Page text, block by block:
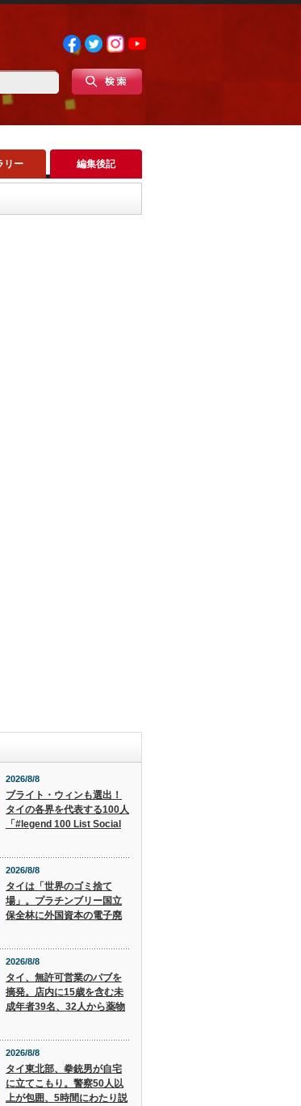
リー 編集後記
2026/8/8
ブライト・ウィンも選出！
タイの各界を代表する100人
「#legend 100 List Social
2026/8/8
タイは「世界のゴミ捨て
場」。プラチンブリー国立
保全林に外国資本の電子廃
2026/8/8
タイ、無許可営業のパブを
摘発。店内に15歳を含む未
成年者39名、32人から薬物
2026/8/8
タイ東北部、拳銃男が自宅
に立てこもり。警察50人以
上が包囲、5時間にわたり説